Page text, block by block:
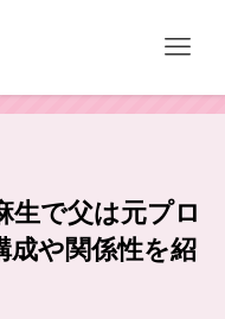
生で父は元プロ
成や関係性を紹